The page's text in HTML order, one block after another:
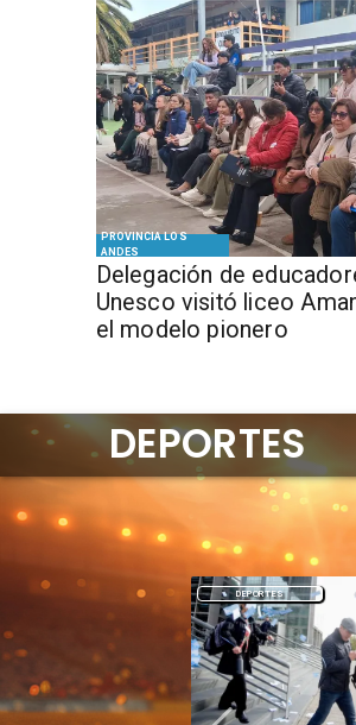
PROVINCIA LOS
ANDES
Delegación de
Unesco visitó liceo
el modelo pionero
DEPORTES
DEPORTES